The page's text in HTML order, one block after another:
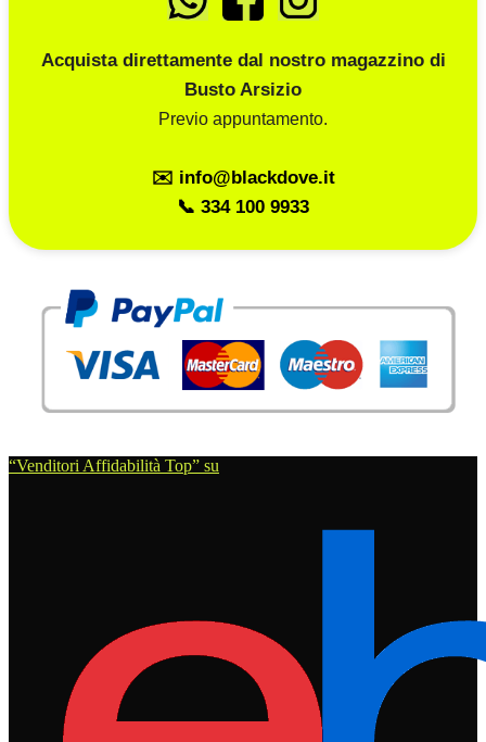
Acquista direttamente dal nostro magazzino di
Busto Arsizio
Previo appuntamento.
✉️ info@blackdove.it
📞 334 100 9933
“Venditori Affidabilità Top” su